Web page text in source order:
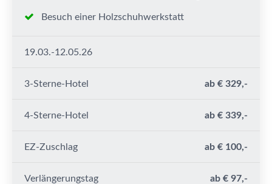
Besuch einer Holzschuhwerkstatt
19.03.-12.05.26
3-Sterne-Hotel ab € 329,-
4-Sterne-Hotel ab € 339,-
EZ-Zuschlag ab € 100,-
Verlängerungstag ab € 97,-